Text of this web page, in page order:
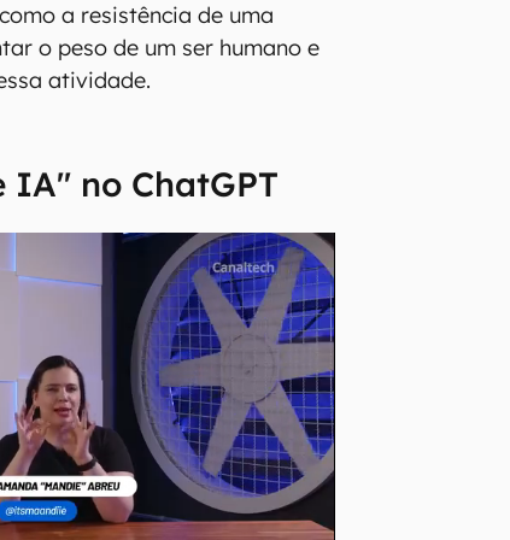
a resistência de uma
o peso de um ser humano e
atividade.
IA" no ChatGPT